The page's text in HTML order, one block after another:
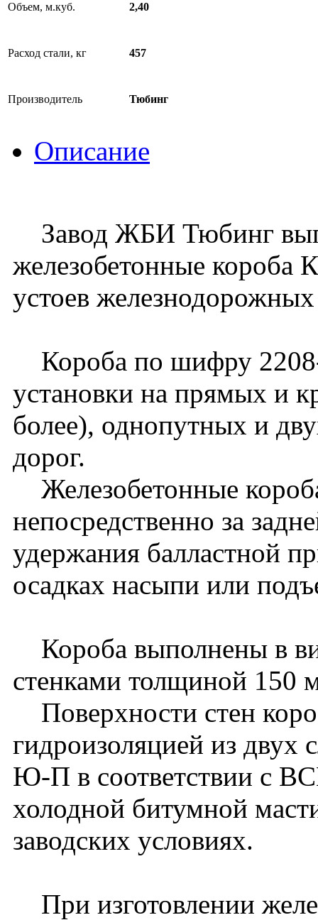
Объем, м.куб. 2,40
Расход стали, кг 457
Производитель Тюбинг
Описание
Завод ЖБИ Тюбинг
железобетонные короба
устоев
Короба по шифру
установки на прямых и
более), однопутных и
дорог.
Железобетонные
непосредственно за
удержания балластной
осадках насыпи или
Короба выполнены в
стенками толщиной 150
Поверхности стен
гидроизоляцией из двух
Ю-П в соответствии с
холодной битумной
заводских условиях.
При изготовлении